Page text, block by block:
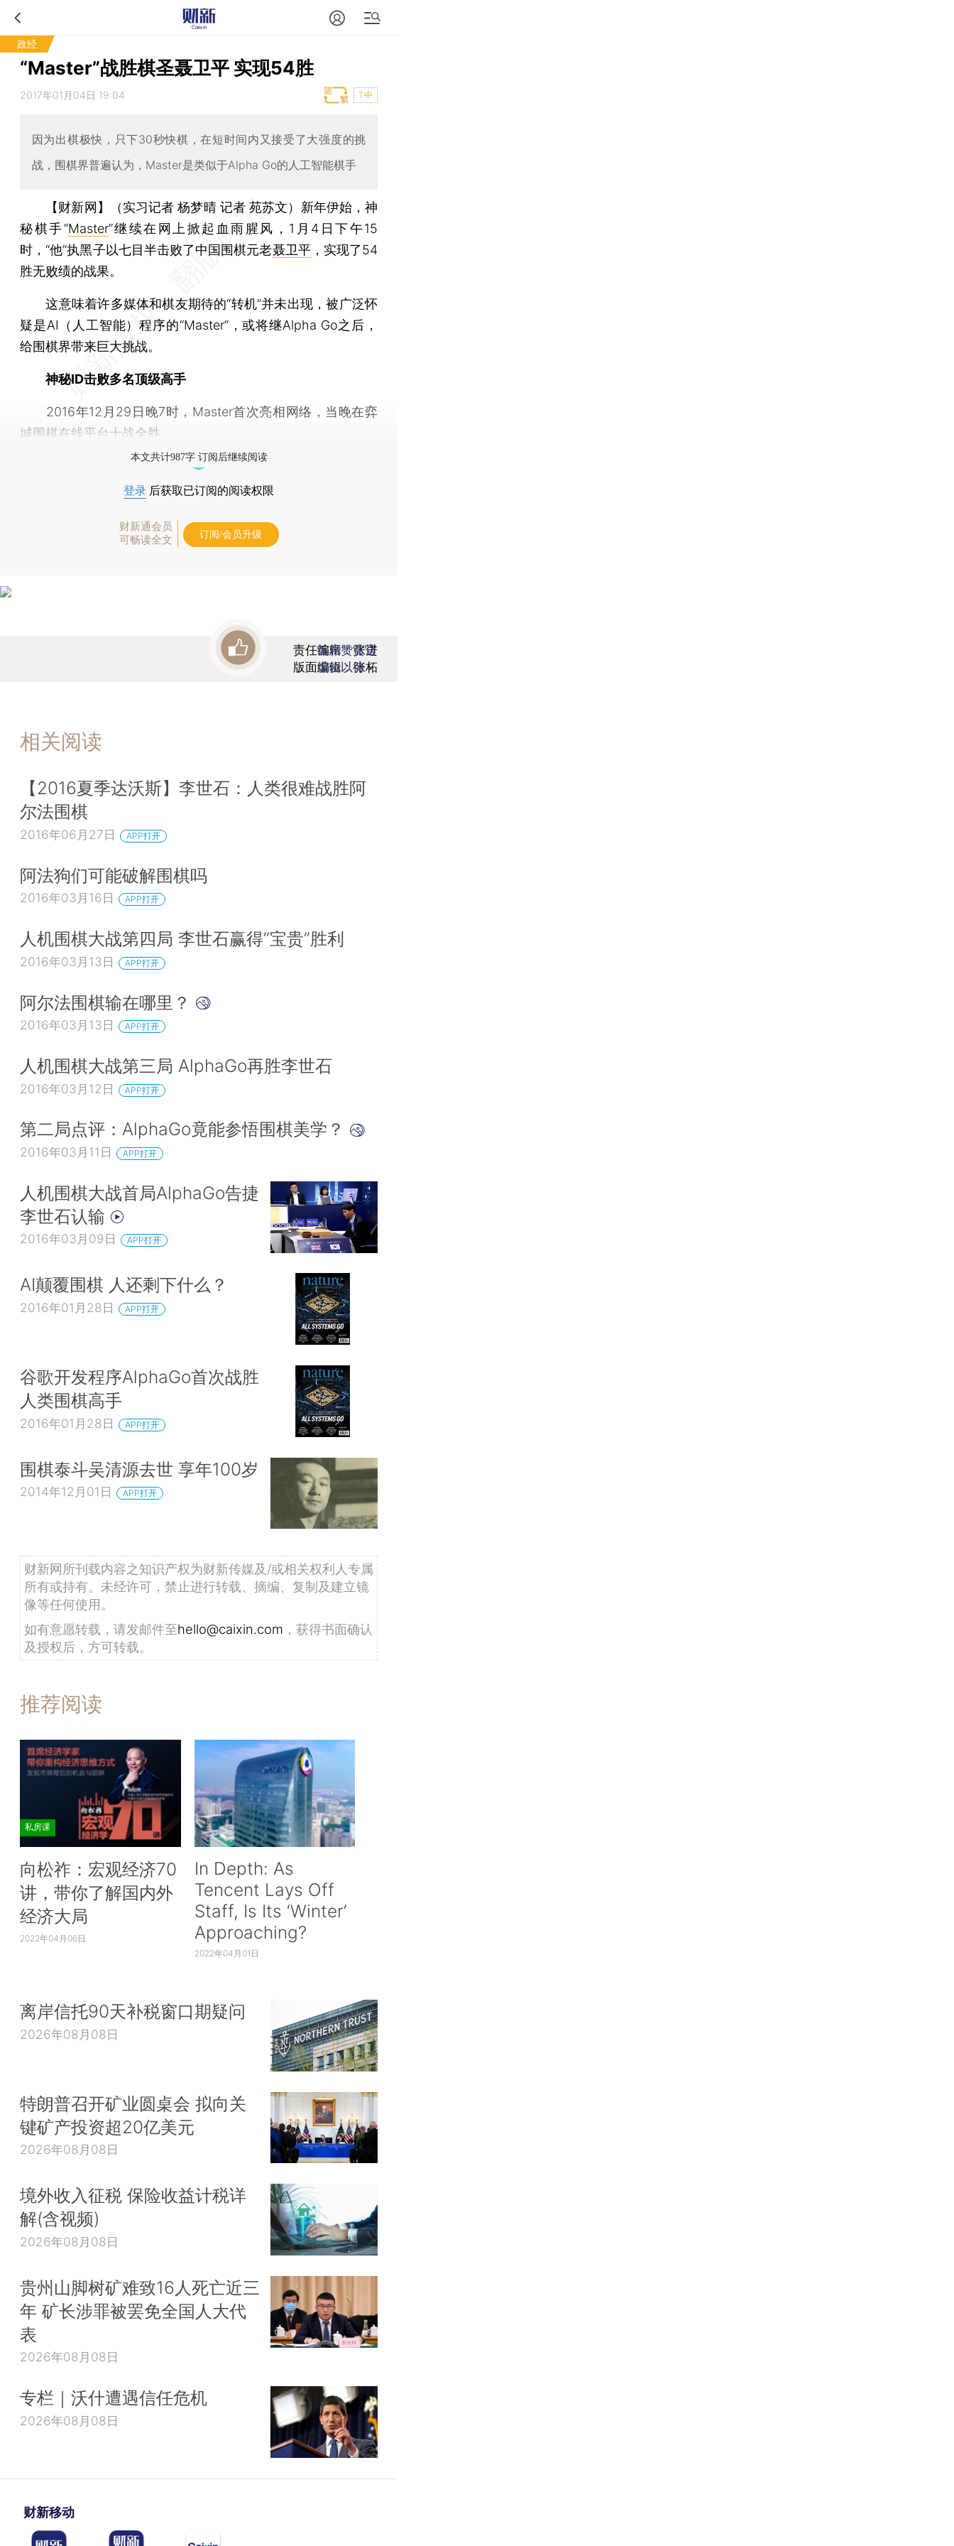
政经
“Master”战胜棋圣聂卫平 实现54胜
2017年01月04日 19:04 T中
因为出棋极快，只下30秒快棋，在短时间内又接受了大强度的挑
战，围棋界普遍认为，Master是类似于Alpha Go的人工智能棋手
【财新网】（实习记者 杨梦晴 记者 苑苏文） 新年伊始，神
秘棋手“Master”继续在网上掀起血雨腥风，1月4日下午15
时，“他”执黑子以七目半击败了中国围棋元老聂卫平，实现了54
胜无败绩的战果。
这意味着许多媒体和棋友期待的“转机”并未出现，被广泛怀
疑是AI（人工智能）程序的“Master”，或将继Alpha Go之后，
给围棋界带来巨大挑战。
神秘ID击败多名顶级高手
2016年12月29日晚7时，Master首次亮相网络，当晚在弈
城围棋在线平台十战全胜。
本文共计987字 订阅后继续阅读
登录 后获取已订阅的阅读权限
财新通会员
可畅读全文
订阅/会员升级
责任编辑：张进
版面编辑：张柘
首席赞赏官
虚位以待
相关阅读
【2016夏季达沃斯】李世石：人类很难战胜阿
尔法围棋
2016年06月27日 APP打开
阿法狗们可能破解围棋吗
2016年03月16日 APP打开
人机围棋大战第四局 李世石赢得“宝贵”胜利
2016年03月13日 APP打开
阿尔法围棋输在哪里？
2016年03月13日 APP打开
人机围棋大战第三局 AlphaGo再胜李世石
2016年03月12日 APP打开
第二局点评：AlphaGo竟能参悟围棋美学？
2016年03月11日 APP打开
人机围棋大战首局AlphaGo告捷
李世石认输
2016年03月09日 APP打开
AI颠覆围棋 人还剩下什么？
2016年01月28日 APP打开
谷歌开发程序AlphaGo首次战胜
人类围棋高手
2016年01月28日 APP打开
围棋泰斗吴清源去世 享年100岁
2014年12月01日 APP打开
财新网所刊载内容之知识产权为财新传媒及/或相关权利人专属
所有或持有。未经许可，禁止进行转载、摘编、复制及建立镜
像等任何使用。
如有意愿转载，请发邮件至hello@caixin.com ，获得书面确认
及授权后，方可转载。
推荐阅读
私房课
向松祚：宏观经济70
讲，带你了解国内外
经济大局
2022年04月06日
In Depth: As
Tencent Lays Off
Staff, Is Its ‘Winter’
Approaching?
2022年04月01日
离岸信托90天补税窗口期疑问
2026年08月08日
特朗普召开矿业圆桌会 拟向关
键矿产投资超20亿美元
2026年08月08日
境外收入征税 保险收益计税详
解(含视频)
2026年08月08日
贵州山脚树矿难致16人死亡近三
年 矿长涉罪被罢免全国人大代
表
2026年08月08日
专栏｜沃什遭遇信任危机
2026年08月08日
财新移动